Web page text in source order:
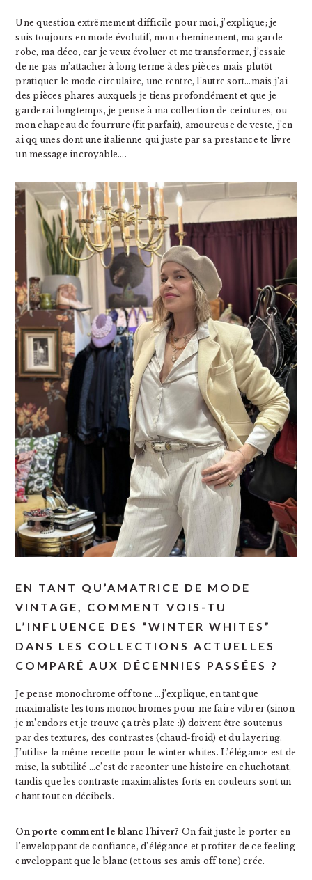
Une question extrêmement difficile pour moi, j’explique; je
suis toujours en mode évolutif, mon cheminement, ma garde-
robe, ma déco, car je veux évoluer et me transformer, j’essaie
de ne pas m’attacher à long terme à des pièces mais plutôt
pratiquer le mode circulaire, une rentre, l’autre sort…mais j’ai
des pièces phares auxquels je tiens profondément et que je
garderai longtemps, je pense à ma collection de ceintures, ou
mon chapeau de fourrure (fit parfait), amoureuse de veste, j’en
ai qq unes dont une italienne qui juste par sa prestance te livre
un message incroyable….
EN TANT QU’AMATRICE DE MODE
VINTAGE, COMMENT VOIS-TU
L’INFLUENCE DES “WINTER WHITES”
DANS LES COLLECTIONS ACTUELLES
COMPARÉ AUX DÉCENNIES PASSÉES ?
Je pense monochrome off tone …j’explique, en tant que
maximaliste les tons monochromes pour me faire vibrer (sinon
je m’endors et je trouve ça très plate :)) doivent être soutenus
par des textures, des contrastes (chaud-froid) et du layering.
J’utilise la même recette pour le winter whites. L’élégance est de
mise, la subtilité …c’est de raconter une histoire en chuchotant,
tandis que les contraste maximalistes forts en couleurs sont un
chant tout en décibels.
On porte comment le blanc l’hiver? On fait juste le porter en
l’enveloppant de confiance, d’élégance et profiter de ce feeling
enveloppant que le blanc (et tous ses amis off tone) crée.